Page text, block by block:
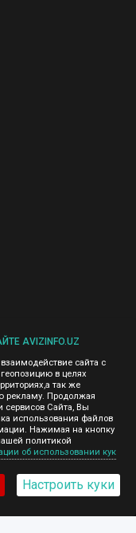
Мы не
зарегистрированных
Мы не отвечаем за
ссылается
сайта представлена
Чтобы узнать
Googleнажмите тут
AVIZINFO.UZ
сайта с
в целях
так же
рекламу. Продолжая
Сайта, Вы
использования файлов
Нажимая на кнопку
политикой
об использовании кук
Настроить куки